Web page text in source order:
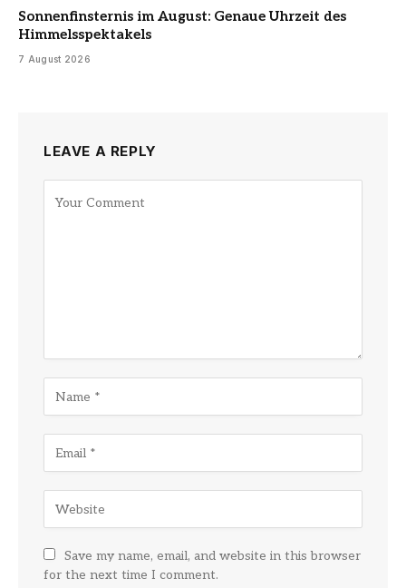
Sonnenfinsternis im August: Genaue Uhrzeit des
Himmelsspektakels
7 August 2026
LEAVE A REPLY
Save my name, email, and website in this browser
for the next time I comment.